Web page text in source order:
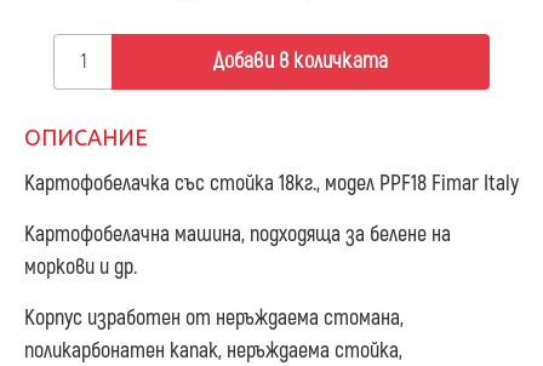
Добави в количката
ОПИСАНИЕ
Картофобелачка със стойка 18кг., модел PPF18 Fimar Italy
Картофобелачна машина, подходяща за белене на
моркови и др.
Корпус изработен от неръждаема стомана,
поликарбонатен капак, неръждаема стойка,